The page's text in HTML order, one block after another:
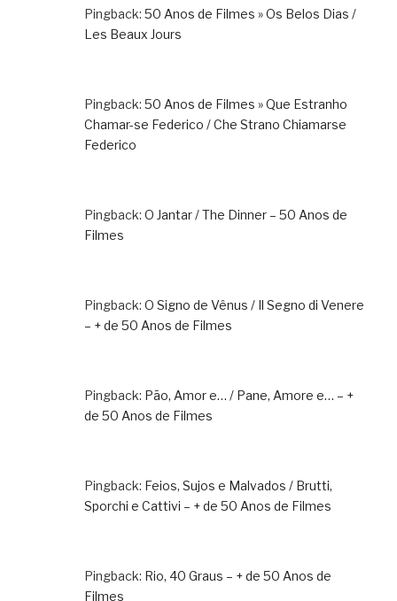
Pingback: 50 Anos de Filmes » Os Belos Dias /
Les Beaux Jours
Pingback: 50 Anos de Filmes » Que Estranho
Chamar-se Federico / Che Strano Chiamarse
Federico
Pingback: O Jantar / The Dinner – 50 Anos de
Filmes
Pingback: O Signo de Vênus / Il Segno di Venere
– + de 50 Anos de Filmes
Pingback: Pão, Amor e… / Pane, Amore e… – +
de 50 Anos de Filmes
Pingback: Feios, Sujos e Malvados / Brutti,
Sporchi e Cattivi – + de 50 Anos de Filmes
Pingback: Rio, 40 Graus – + de 50 Anos de
Filmes